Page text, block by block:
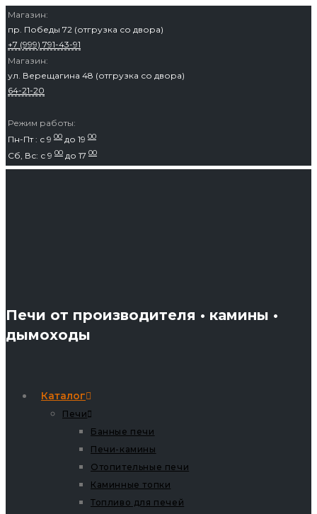
Перейти
к
содержимому
Магазин:
пр. Победы 72 (отгрузка со двора)
+7 (999) 791-43-91
Магазин:
ул. Верещагина 48 (отгрузка со двора)
64-21-20
Режим работы:
Пн-Пт : с 9 00 до 19 00
Сб, Вс: с 9 00 до 17 00
Печи от производителя • камины •
дымоходы
Каталог
Печи
Банные печи
Печи-камины
Отопительные печи
Каминные топки
Топливо для печей